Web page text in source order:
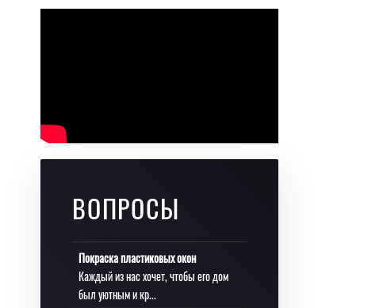
ВОПРОСЫ
Покраска пластиковых окон
Каждый из нас хочет, чтобы его дом
был уютным и кр...